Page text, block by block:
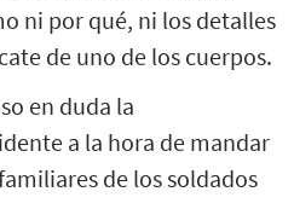
ni por qué, ni los detalles
de uno de los cuerpos.
en duda la
a la hora de mandar
de los soldados